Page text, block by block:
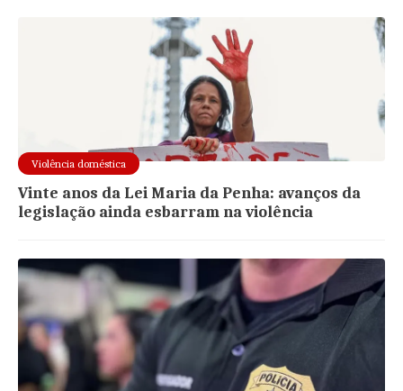
Violência doméstica
Vinte anos da Lei Maria da Penha: avanços da
legislação ainda esbarram na violência